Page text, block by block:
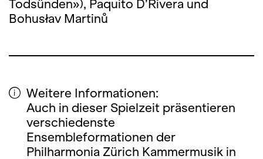
Todsünden»), Paquito D’Rivera und
Bohusłav Martinů
Weitere Informationen:
Auch in dieser Spielzeit präsentieren
verschiedenste
Ensembleformationen der
Philharmonia Zürich Kammermusik in